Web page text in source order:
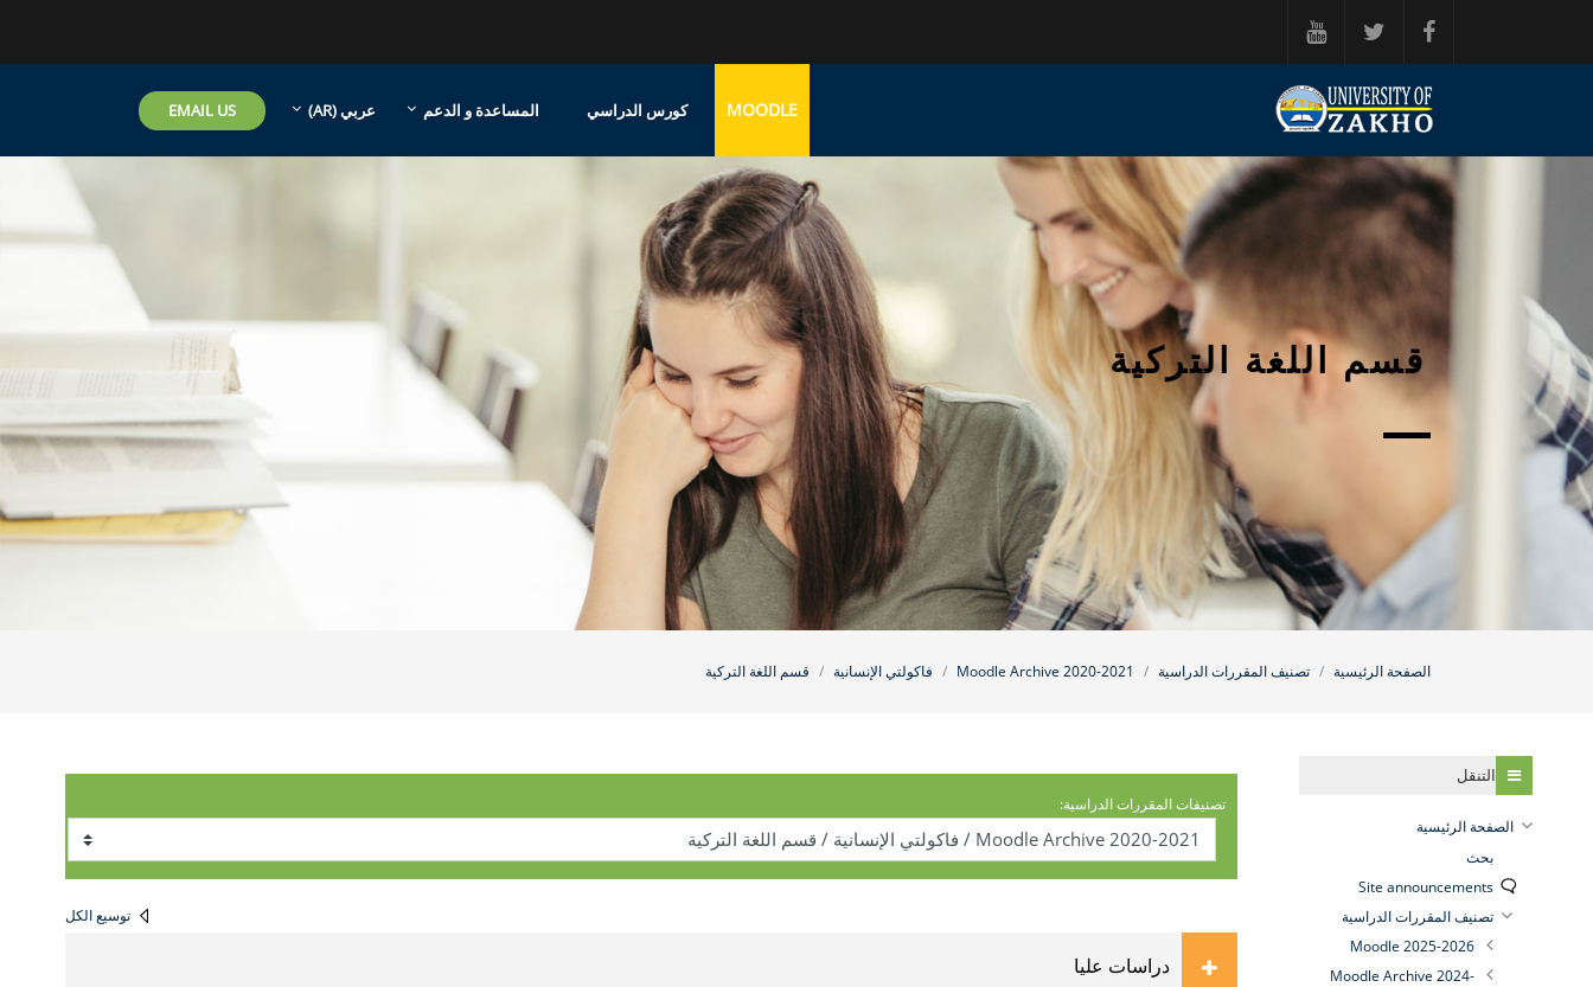
MOODLE كورس الدراسي المساعدة و الدعم عربي ‎(AR)‎ EMAIL US
قسم اللغة التركية
الصفحة الرئيسية تصنيف المقررات الدراسية Moodle Archive 2020-2021 فاكولتي الإنسانية قسم اللغة التركية
تصنيفات المقررات الدراسية:
توسيع الكل
دراسات عليا
التنقل
الصفحة الرئيسية
بحث
Site announcements
تصنيف المقررات الدراسية
Moodle 2025-2026
Moodle Archive 2024-